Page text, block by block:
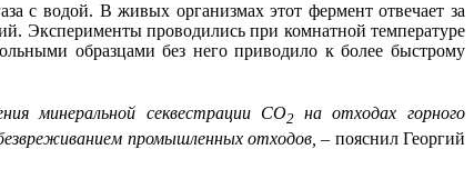
с водой. В живых организмах этот фермент отвечает за
Эксперименты проводились при комнатной температуре
образцами без него приводило к более быстрому
минеральной секвестрации CO2 на отходах горного
промышленных отходов, – пояснил Георгий